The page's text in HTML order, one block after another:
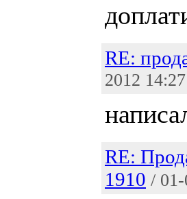
RE:
2012 14:27
RE:
1910 /